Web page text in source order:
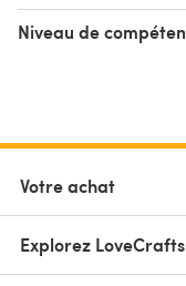
Niveau de
Votre achat
Explorez LoveCrafts